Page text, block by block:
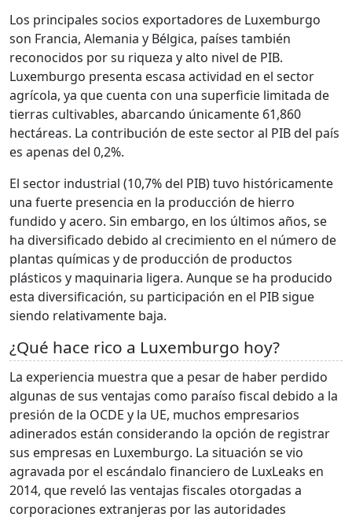
Los principales socios exportadores de Luxemburgo
son Francia, Alemania y Bélgica, países también
reconocidos por su riqueza y alto nivel de PIB.
Luxemburgo presenta escasa actividad en el sector
agrícola, ya que cuenta con una superficie limitada de
tierras cultivables, abarcando únicamente 61,860
hectáreas. La contribución de este sector al PIB del país
es apenas del 0,2%.
El sector industrial (10,7% del PIB) tuvo históricamente
una fuerte presencia en la producción de hierro
fundido y acero. Sin embargo, en los últimos años, se
ha diversificado debido al crecimiento en el número de
plantas químicas y de producción de productos
plásticos y maquinaria ligera. Aunque se ha producido
esta diversificación, su participación en el PIB sigue
siendo relativamente baja.
¿Qué hace rico a Luxemburgo hoy?
La experiencia muestra que a pesar de haber perdido
algunas de sus ventajas como paraíso fiscal debido a la
presión de la OCDE y la UE, muchos empresarios
adinerados están considerando la opción de registrar
sus empresas en Luxemburgo. La situación se vio
agravada por el escándalo financiero de LuxLeaks en
2014, que reveló las ventajas fiscales otorgadas a
corporaciones extranjeras por las autoridades